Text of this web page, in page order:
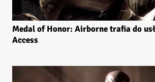
Medal of Honor: Airborne trafia do
Access